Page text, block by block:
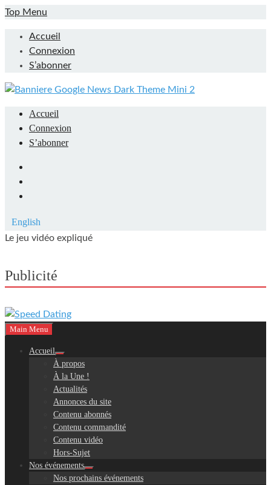
Skip
content
Top Menu
Accueil
Connexion
S’abonner
Accueil
Connexion
S’abonner
English
Le jeu vidéo expliqué
Publicité
Main Menu
Accueil
À propos
À la Une !
Actualités
Annonces du site
Contenu abonnés
Contenu commandité
Contenu vidéo
Hors-Sujet
Nos événements
Nos prochains événements